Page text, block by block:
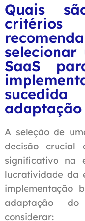
Quais
selecionar
SaaS
adaptação
A seleção de
decisão crucial
significativo na
lucratividade da
implementação
adaptação
considerar: